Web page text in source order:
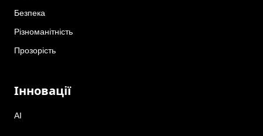
Безпека
Різноманітність
Прозорість
Інновації
AI